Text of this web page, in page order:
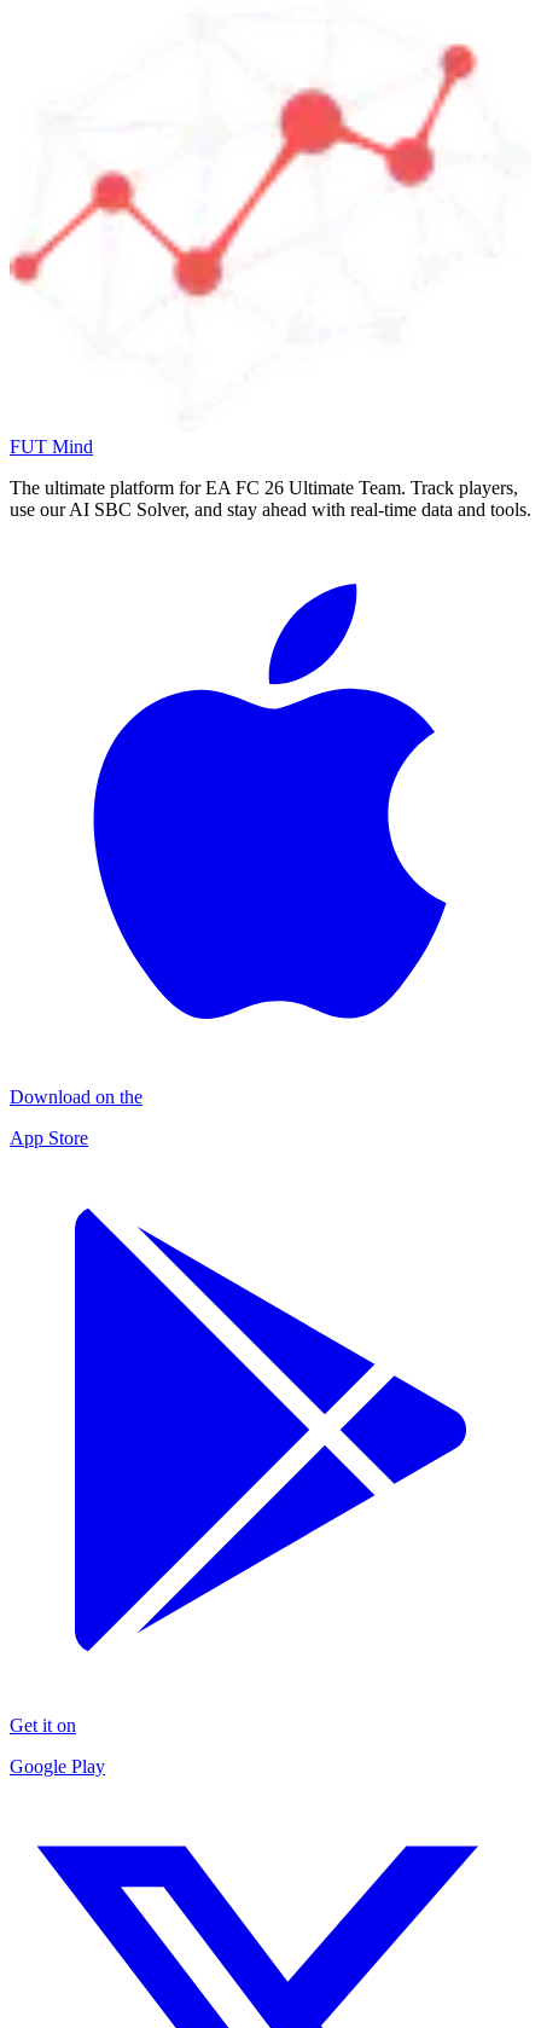
FUT Mind
The ultimate platform for EA FC 26 Ultimate Team. Track players,
use our AI SBC Solver, and stay ahead with real-time data and tools.
Download on the
App Store
Get it on
Google Play